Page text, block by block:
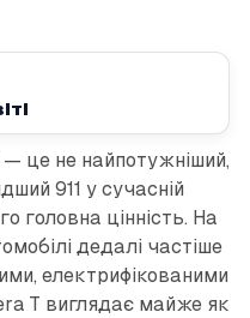
— це не найпотужніший,
911 у сучасній
головна цінність. На
дедалі частіше
електрифікованими
T виглядає майже як